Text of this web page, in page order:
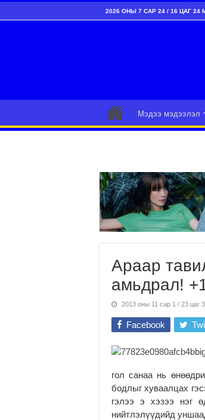
2026 ОНЫ 7 САР 24 / 16 ЦАГ 24
Мэдээ мэдээлэл
Араар
амьдрал!
2013 оны 11 сар 1 / 23 цаг
Facebook
гол санаа нь
бодлыг хуваалцах
гэлээ э хэзээ нэг
нийтлэлүүдийд